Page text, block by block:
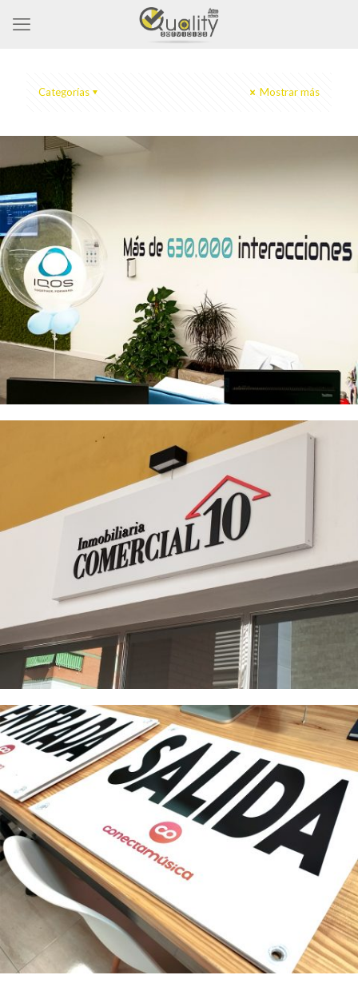
Categorías Mostrar más